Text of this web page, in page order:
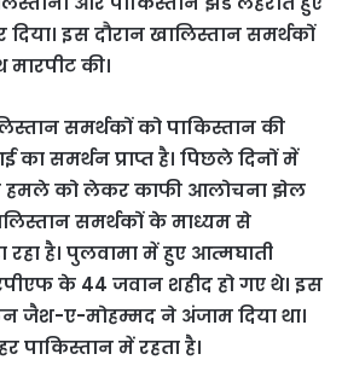
इस दौरान खालिस्तान समर्थकों
की।
समर्थकों को पाकिस्तान की
समर्थन प्राप्त है। पिछले दिनों में
हमले को लेकर काफी आलोचना झेल
समर्थकों के माध्यम से
रहा है। पुलवामा में हुए आत्मघाती
के 44 जवान शहीद हो गए थे। इस
ए-मोहम्मद ने अंजाम दिया था।
में रहता है।